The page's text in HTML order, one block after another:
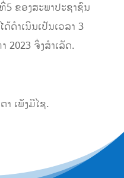
ຂອງສະພາປະຊາຊົນ
ດຳເນີນເປັນເວລາ 3
2023 ຈຶ່ງສຳເລັດ.
າ ເພັງມີໄຊ.